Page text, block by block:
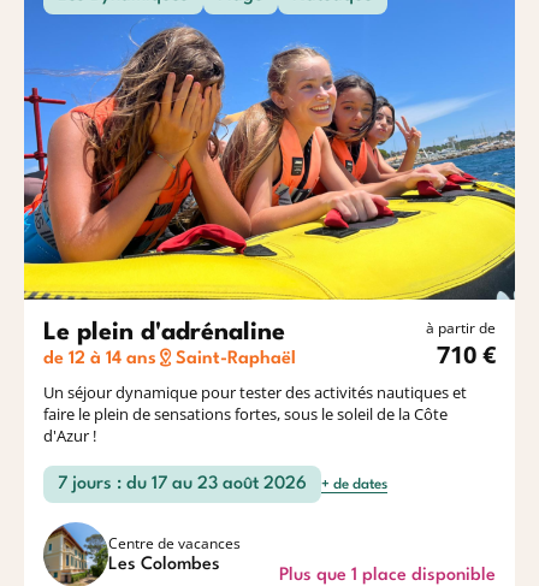
Baroudeurs
Le plein d'adrénaline
de 12 à 14 ans Saint-Raphaël
à partir de
710 €
Un séjour dynamique pour tester des activités nautiques et
faire le plein de sensations fortes, sous le soleil de la Côte
d'Azur !
7 jours : du 17 au 23 août 2026 + de dates
Centre de vacances
Les Colombes
Plus que 1 place disponible